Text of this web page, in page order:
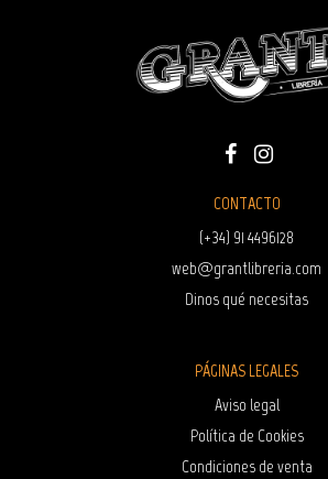
CONTACTO
(+34) 91 4496128
web@grantlibreria.com
Dinos qué necesitas
PÁGINAS LEGALES
Aviso legal
Política de Cookies
Condiciones de venta